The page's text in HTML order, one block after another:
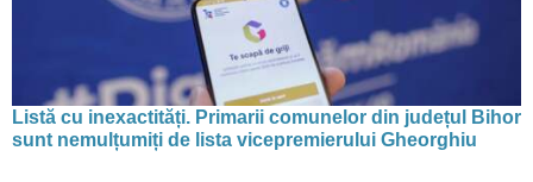
Listă cu inexactități. Primarii comunelor din județul Bihor
sunt nemulțumiți de lista vicepremierului Gheorghiu